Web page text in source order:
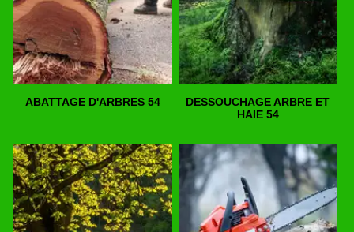
ABATTAGE D'ARBRES 54
DESSOUCHAGE ARBRE ET
HAIE 54